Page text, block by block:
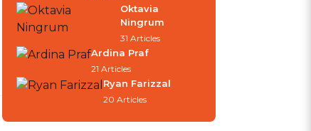
Oktavia
Ningrum
31 Articles
Ardina Praf
21 Articles
Ryan Farizzal
20 Articles